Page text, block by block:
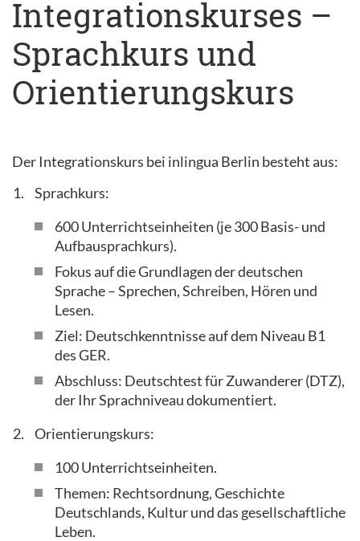
Integrationskurses –
Sprachkurs und
Orientierungskurs
Der Integrationskurs bei inlingua Berlin besteht aus:
Sprachkurs:
600 Unterrichtseinheiten (je 300 Basis- und
Aufbausprachkurs).
Fokus auf die Grundlagen der deutschen
Sprache – Sprechen, Schreiben, Hören und
Lesen.
Ziel: Deutschkenntnisse auf dem Niveau B1
des GER.
Abschluss: Deutschtest für Zuwanderer (DTZ),
der Ihr Sprachniveau dokumentiert.
Orientierungskurs:
100 Unterrichtseinheiten.
Themen: Rechtsordnung, Geschichte
Deutschlands, Kultur und das gesellschaftliche
Leben.